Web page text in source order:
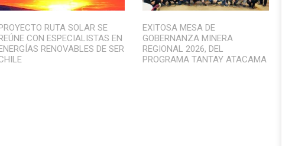
PROYECTO RUTA SOLAR SE
REÚNE CON ESPECIALISTAS EN
ENERGÍAS RENOVABLES DE SER
EXITOSA MESA DE
GOBERNANZA MINERA
REGIONAL 2026, DEL
PROGRAMA TANTAY ATACAMA